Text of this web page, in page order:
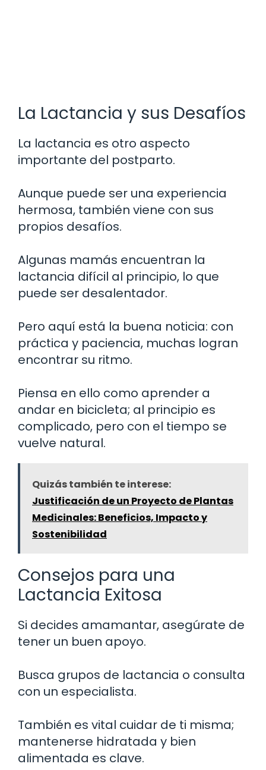
La Lactancia y sus Desafíos
La lactancia es otro aspecto
importante del postparto.
Aunque puede ser una experiencia
hermosa, también viene con sus
propios desafíos.
Algunas mamás encuentran la
lactancia difícil al principio, lo que
puede ser desalentador.
Pero aquí está la buena noticia: con
práctica y paciencia, muchas logran
encontrar su ritmo.
Piensa en ello como aprender a
andar en bicicleta; al principio es
complicado, pero con el tiempo se
vuelve natural.
Quizás también te interese:
Justificación de un Proyecto de Plantas
Medicinales: Beneficios, Impacto y
Sostenibilidad
Consejos para una
Lactancia Exitosa
Si decides amamantar, asegúrate de
tener un buen apoyo.
Busca grupos de lactancia o consulta
con un especialista.
También es vital cuidar de ti misma;
mantenerse hidratada y bien
alimentada es clave.